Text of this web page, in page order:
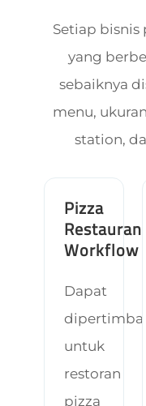
Setiap
yang
sebaiknya
menu,
station,
Pizza
Restaurant
Workflow
Dapat
untuk
restoran
pizza